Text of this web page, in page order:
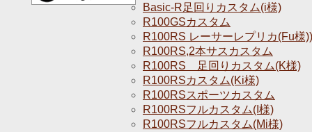
Basic-R足回りカスタム(i様)
R100GSカスタム
R100RS レーサーレプリカ(Fu様))
R100RS,2本サスカスタム
R100RS 足回りカスタム(K様)
R100RSカスタム(Ki様)
R100RSスポーツカスタム
R100RSフルカスタム(I様)
R100RSフルカスタム(Mi様)